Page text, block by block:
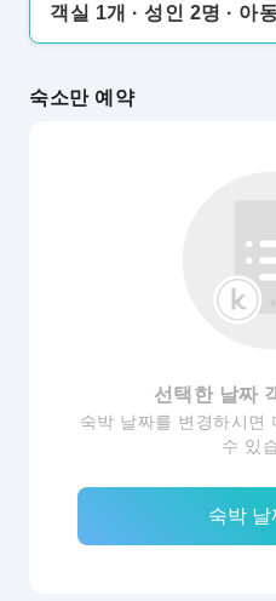
객실 1개 · 성인 2명 · 아
숙소만 예약
선택한 날짜
숙박 날짜를 변경하시면
수 있
숙박 날